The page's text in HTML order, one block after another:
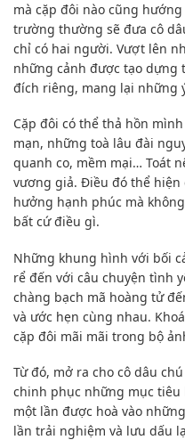
mà cặp đôi nào cũng
trường thường sẽ đưa cô
chỉ có hai người. Vượt lên
những cảnh được tạo
đích riêng, mang lại những
Cặp đôi có thể thả hồn
mạn, những toà lâu đài
quanh co, mềm mại… Toát
vương giả. Điều đó thể hiện
hưởng hạnh phúc mà
bất cứ điều gì.
Những khung hình với bối
rể đến với câu chuyện tình
chàng bạch mã hoàng tử
và ước hẹn cùng nhau.
cặp đôi mãi mãi trong bộ
Từ đó, mở ra cho cô dâu
chinh phục những mục tiêu
một lần được hoà vào
lần trải nghiệm và lưu dấu